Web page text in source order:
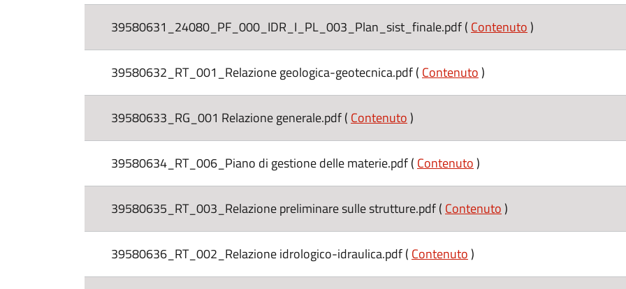
39580631_24080_PF_000_IDR_I_PL_003_Plan_sist_finale.pdf ( Contenuto)
39580632_RT_001_Relazione geologica-geotecnica.pdf ( Contenuto)
39580633_RG_001 Relazione generale.pdf ( Contenuto)
39580634_RT_006_Piano di gestione delle materie.pdf ( Contenuto)
39580635_RT_003_Relazione preliminare sulle strutture.pdf ( Contenuto)
39580636_RT_002_Relazione idrologico-idraulica.pdf ( Contenuto)